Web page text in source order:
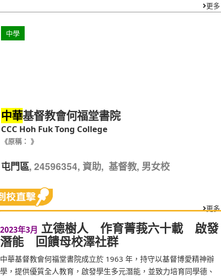
更多
中學
中華基督教會何福堂書院
CCC Hoh Fuk Tong College
《原稱： 》
屯門區, 24596354, 資助, 基督教, 男女校
更多
2023年3月 立德樹人 作育菁莪六十載 啟發
潛能 回饋母校澤社群
中華基督教會何福堂書院成立於 1963 年，持守以基督博愛精神辦
學，提供優質全人教育，啟發學生多元潛能，並致力培育同學德、